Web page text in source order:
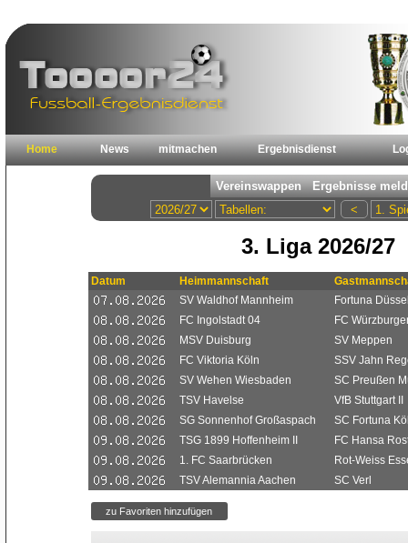
Home News mitmachen Ergebnisdienst
3. Liga 2026/27
Datum Heimmannschaft
SV Waldhof Mannheim
Fortuna
FC Ingolstadt 04
FC
MSV Duisburg
SV Meppen
FC Viktoria Köln
SSV Jahn
SV Wehen Wiesbaden
SC Preußen
TSV Havelse
VfB Stuttgart II
SG Sonnenhof Großaspach
SC Fortuna
TSG 1899 Hoffenheim II
FC Hansa
1. FC Saarbrücken
Rot-Weiss
TSV Alemannia Aachen
SC Verl